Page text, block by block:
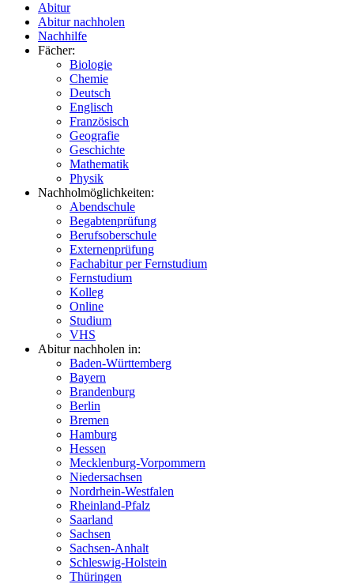
Abitur
Abitur nachholen
Nachhilfe
Fächer:
Biologie
Chemie
Deutsch
Englisch
Französisch
Geografie
Geschichte
Mathematik
Physik
Nachholmöglichkeiten:
Abendschule
Begabtenprüfung
Berufsoberschule
Externenprüfung
Fachabitur per Fernstudium
Fernstudium
Kolleg
Online
Studium
VHS
Abitur nachholen in:
Baden-Württemberg
Bayern
Brandenburg
Berlin
Bremen
Hamburg
Hessen
Mecklenburg-Vorpommern
Niedersachsen
Nordrhein-Westfalen
Rheinland-Pfalz
Saarland
Sachsen
Sachsen-Anhalt
Schleswig-Holstein
Thüringen